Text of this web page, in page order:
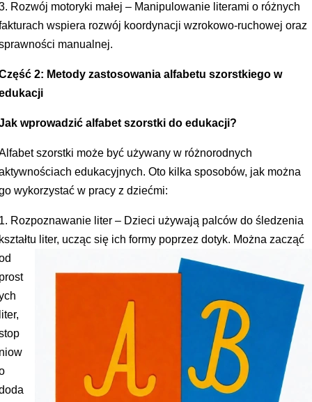
Rozwój motoryki małej – Manipulowanie literami o różnych
wspiera rozwój koordynacji wzrokowo-ruchowej oraz
manualnej.
2: Metody zastosowania alfabetu szorstkiego w
wprowadzić alfabet szorstki do edukacji?
szorstki może być używany w różnorodnych
edukacyjnych. Oto kilka sposobów, jak można
wykorzystać w pracy z dziećmi:
Rozpoznawanie liter – Dzieci używają palców do śledzenia
liter, ucząc się ich formy poprzez dotyk. Można zacząć